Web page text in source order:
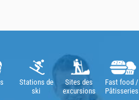
Stations de
ski
Sites des
excursions
Fast food /
Pâtisseries